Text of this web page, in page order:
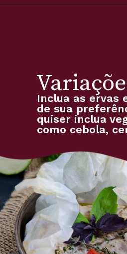
Inclua as ervas
de sua
quiser inclua
como cebola,